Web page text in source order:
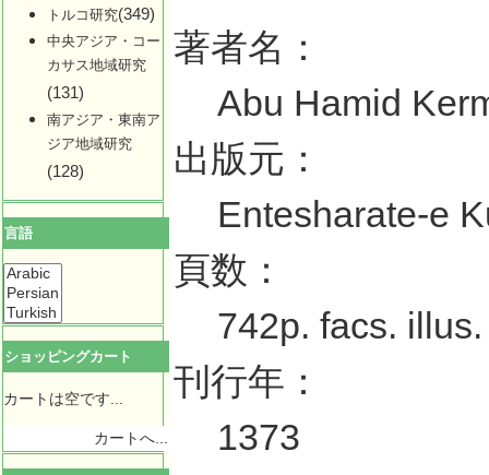
トルコ研究(349)
中央アジア・コー
カサス地域研究
(131)
南アジア・東南ア
ジア地域研究
(128)
言語
ショッピングカート
カートは空です...
カートへ...
著者名：
Abu Hamid
出版元：
Entesharate-e
頁数：
742p. facs. illus.
刊行年：
1373